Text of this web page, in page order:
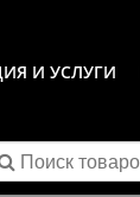
И УСЛУГИ